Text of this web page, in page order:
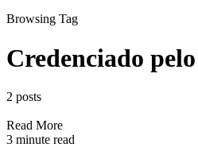
Browsing Tag
Credenciado
2 posts
Read More
3 minute read